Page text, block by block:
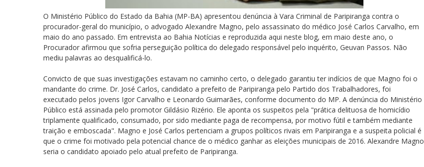
O Ministério Público do Estado da Bahia (MP-BA) apresentou denúncia à Vara Criminal de Paripiranga contra o
procurador-geral do município, o advogado Alexandre Magno, pelo assassinato do médico José Carlos Carvalho, em
maio do ano passado. Em entrevista ao Bahia Notícias e reproduzida aqui neste blog, em maio deste ano, o
Procurador afirmou que sofria perseguição política do delegado responsável pelo inquérito, Geuvan Passos. Não
mediu palavras ao desqualificá-lo.
Convicto de que suas investigações estavam no caminho certo, o delegado garantiu ter indícios de que Magno foi o
mandante do crime. Dr. José Carlos, candidato a prefeito de Paripiranga pelo Partido dos Trabalhadores, foi
executado pelos jovens Igor Carvalho e Leonardo Guimarães, conforme documento do MP. A denúncia do Ministério
Público está assinada pelo promotor Gildásio Rizério. Ele aponta os suspeitos pela "prática delituosa de homicídio
triplamente qualificado, consumado, por sido mediante paga de recompensa, por motivo fútil e também mediante
traição e emboscada". Magno e José Carlos pertenciam a grupos políticos rivais em Paripiranga e a suspeita policial é
que o crime foi motivado pela potencial chance de o médico ganhar as eleições municipais de 2016. Alexandre Magno
seria o candidato apoiado pelo atual prefeito de Paripiranga.